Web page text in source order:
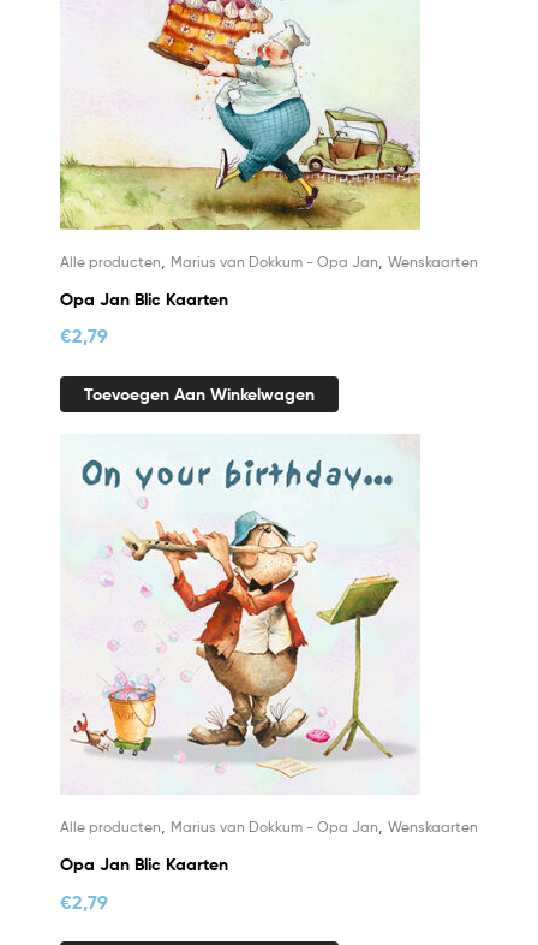
Alle producten Marius van Dokkum - Opa Jan Wenskaarten
Opa Jan Blic Kaarten
€2,79
Toevoegen Aan Winkelwagen
Alle producten Marius van Dokkum - Opa Jan Wenskaarten
Opa Jan Blic Kaarten
€2,79